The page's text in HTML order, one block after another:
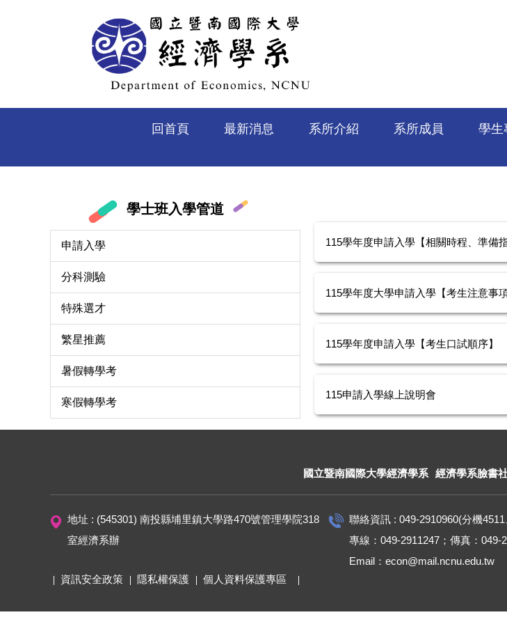
區
回首頁 最新消息 系所介紹 系所成員 學生
學士班入學管道
申請入學
分科測驗
特殊選才
繁星推薦
暑假轉學考
寒假轉學考
115學年度申請入學【相關時程、準備指
115學年度大學申請入學【考生注意事項
115學年度申請入學【考生口試順序】
115申請入學線上說明會
國立暨南國際大學經濟學系 經濟學系臉書
地址 : (545301) 南投縣埔里鎮大學路470號管理學院318
室經濟系辦
資訊安全政策 隱私權保護 個人資料保護專區
聯絡資訊 : 049-2910960(分機4511
專線：049-2911247；傳真：049-
Email：econ@mail.ncnu.edu.tw